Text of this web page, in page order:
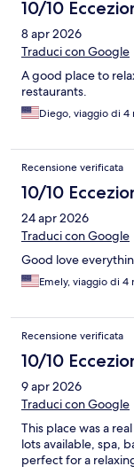
10/10
8 apr 2026
Traduci con Google
A good place to
restaurants.
Diego, viaggio di 4
Recensione verificata
10/10
24 apr 2026
Traduci con Google
Good love
Emely, viaggio di 4
Recensione verificata
10/10
9 apr 2026
Traduci con Google
This place was a
lots available, spa,
perfect for a